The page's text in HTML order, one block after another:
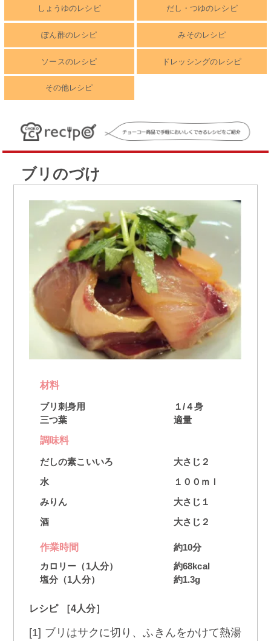
しょうゆのレシピ だし・つゆのレシピ
ぽん酢のレシピ みそのレシピ
ソースのレシピ ドレッシングのレシピ
その他レシピ
ブリのづけ
材料
ブリ刺身用
１/４身
三つ葉
適量
調味料
だしの素こいいろ
大さじ２
水
１００ｍｌ
みりん
大さじ１
酒
大さじ２
作業時間
約10分
カロリー（1人分）
約68kcal
塩分（1人分）
約1.3g
レシピ ［4人分］
[1] ブリはサクに切り、ふきんをかけて熱湯